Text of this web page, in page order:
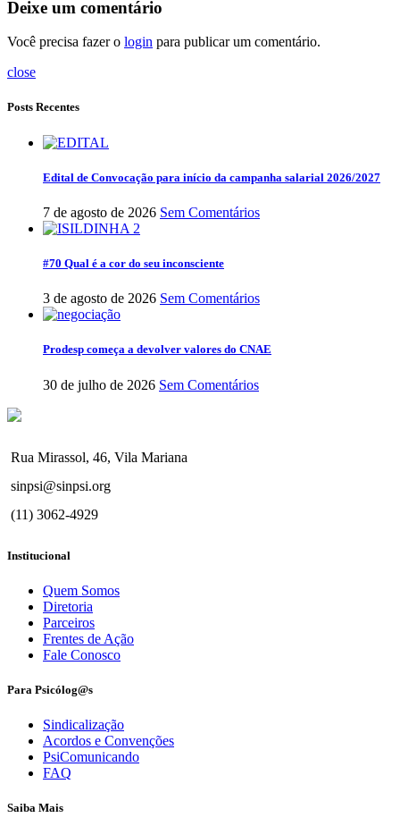
Deixe um comentário
Você precisa fazer o login para publicar um comentário.
close
Posts Recentes
Edital de Convocação para início da campanha salarial 2026/2027
7 de agosto de 2026 Sem Comentários
#70 Qual é a cor do seu inconsciente
3 de agosto de 2026 Sem Comentários
Prodesp começa a devolver valores do CNAE
30 de julho de 2026 Sem Comentários
Rua Mirassol, 46, Vila Mariana
sinpsi@sinpsi.org
(11) 3062-4929
Institucional
Quem Somos
Diretoria
Parceiros
Frentes de Ação
Fale Conosco
Para Psicólog@s
Sindicalização
Acordos e Convenções
PsiComunicando
FAQ
Saiba Mais